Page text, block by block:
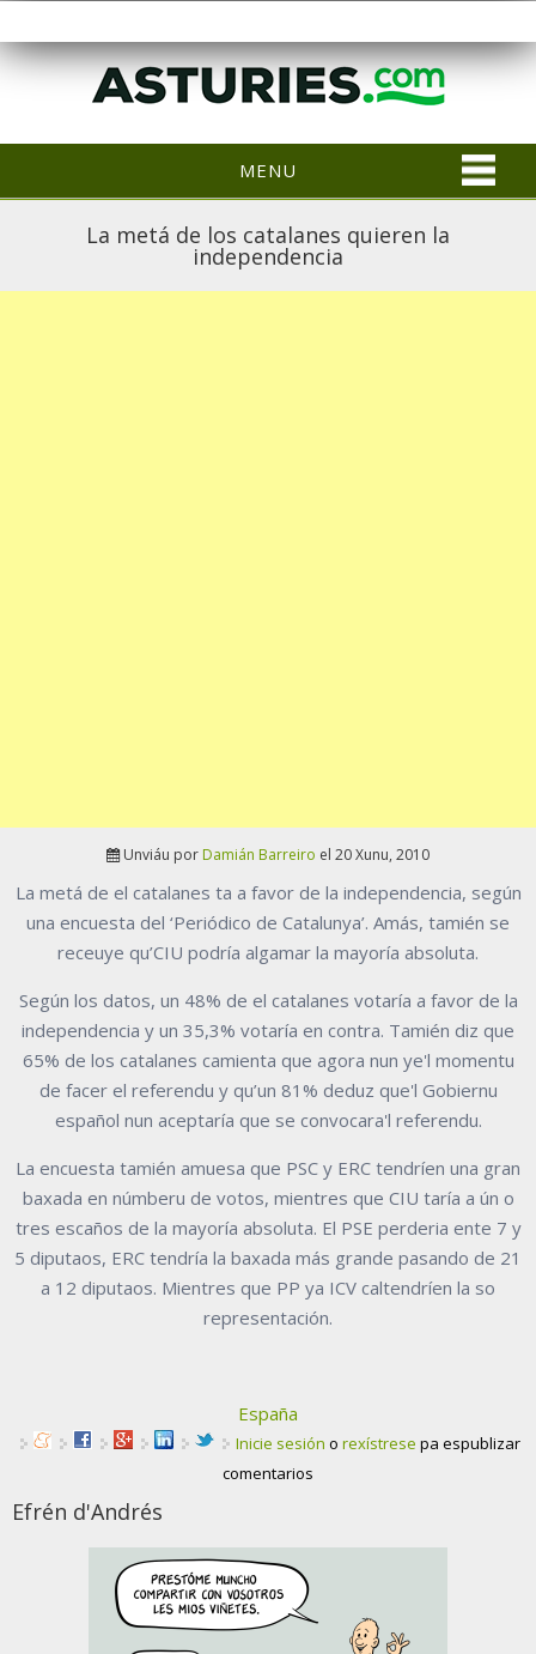
MENU
La metá de los catalanes quieren la
independencia
Unviáu por Damián Barreiro el 20 Xunu, 2010
La metá de el catalanes ta a favor de la independencia, según
una encuesta del ‘Periódico de Catalunya’. Amás, tamién se
receuye qu’CIU podría algamar la mayoría absoluta.
Según los datos, un 48% de el catalanes votaría a favor de la
independencia y un 35,3% votaría en contra. Tamién diz que
65% de los catalanes camienta que agora nun ye'l momentu
de facer el referendu y qu’un 81% deduz que'l Gobiernu
español nun aceptaría que se convocara'l referendu.
La encuesta tamién amuesa que PSC y ERC tendríen una gran
baxada en númberu de votos, mientres que CIU taría a ún o
tres escaños de la mayoría absoluta. El PSE perderia ente 7 y
5 diputaos, ERC tendría la baxada más grande pasando de 21
a 12 diputaos. Mientres que PP ya ICV caltendríen la so
representación.
España
Inicie sesión o rexístrese pa espublizar
comentarios
Efrén d'Andrés